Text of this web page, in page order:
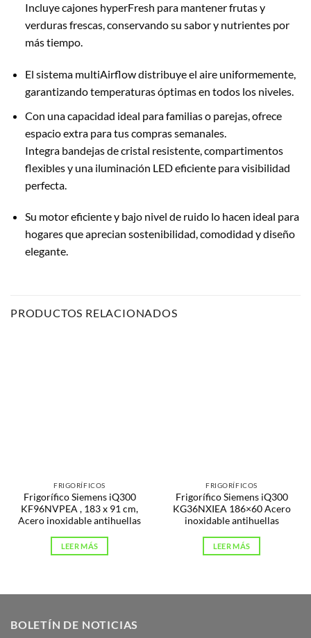
Incluye cajones hyperFresh para mantener frutas y
verduras frescas, conservando su sabor y nutrientes por
más tiempo.
El sistema multiAirflow distribuye el aire uniformemente,
garantizando temperaturas óptimas en todos los niveles.
Con una capacidad ideal para familias o parejas, ofrece
espacio extra para tus compras semanales.
Integra bandejas de cristal resistente, compartimentos
flexibles y una iluminación LED eficiente para visibilidad
perfecta.
Su motor eficiente y bajo nivel de ruido lo hacen ideal para
hogares que aprecian sostenibilidad, comodidad y diseño
elegante.
PRODUCTOS RELACIONADOS
FRIGORÍFICOS
Frigorífico Siemens iQ300
KF96NVPEA , 183 x 91 cm,
Acero inoxidable antihuellas
LEER MÁS
FRIGORÍFICOS
Frigorífico Siemens iQ300
KG36NXIEA 186×60 Acero
inoxidable antihuellas
LEER MÁS
BOLETÍN DE NOTICIAS